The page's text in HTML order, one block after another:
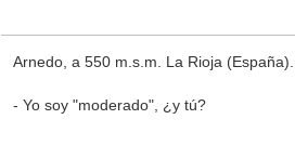
Arnedo, a 550 m.s.m. La Rioja (España).
- Yo soy "moderado", ¿y tú?